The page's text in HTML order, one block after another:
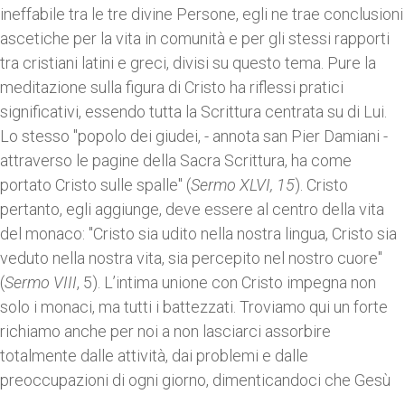
ineffabile tra le tre divine Persone, egli ne trae conclusioni
ascetiche per la vita in comunità e per gli stessi rapporti
tra cristiani latini e greci, divisi su questo tema. Pure la
meditazione sulla figura di Cristo ha riflessi pratici
significativi, essendo tutta la Scrittura centrata su di Lui.
Lo stesso "popolo dei giudei, - annota san Pier Damiani -
attraverso le pagine della Sacra Scrittura, ha come
portato Cristo sulle spalle" (Sermo XLVI, 15). Cristo
pertanto, egli aggiunge, deve essere al centro della vita
del monaco: "Cristo sia udito nella nostra lingua, Cristo sia
veduto nella nostra vita, sia percepito nel nostro cuore"
(Sermo VIII, 5). L’intima unione con Cristo impegna non
solo i monaci, ma tutti i battezzati. Troviamo qui un forte
richiamo anche per noi a non lasciarci assorbire
totalmente dalle attività, dai problemi e dalle
preoccupazioni di ogni giorno, dimenticandoci che Gesù